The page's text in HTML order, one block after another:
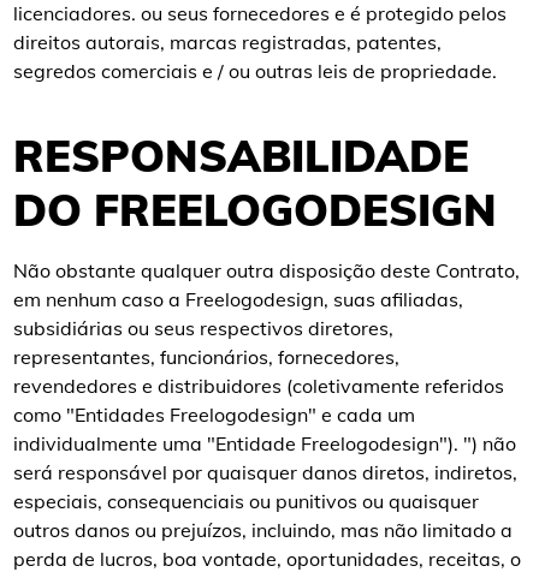
licenciadores. ou seus fornecedores e é protegido pelos
direitos autorais, marcas registradas, patentes,
segredos comerciais e / ou outras leis de propriedade.
RESPONSABILIDADE
DO FREELOGODESIGN
Não obstante qualquer outra disposição deste Contrato,
em nenhum caso a Freelogodesign, suas afiliadas,
subsidiárias ou seus respectivos diretores,
representantes, funcionários, fornecedores,
revendedores e distribuidores (coletivamente referidos
como "Entidades Freelogodesign" e cada um
individualmente uma "Entidade Freelogodesign"). ") não
será responsável por quaisquer danos diretos, indiretos,
especiais, consequenciais ou punitivos ou quaisquer
outros danos ou prejuízos, incluindo, mas não limitado a
perda de lucros, boa vontade, oportunidades, receitas, o